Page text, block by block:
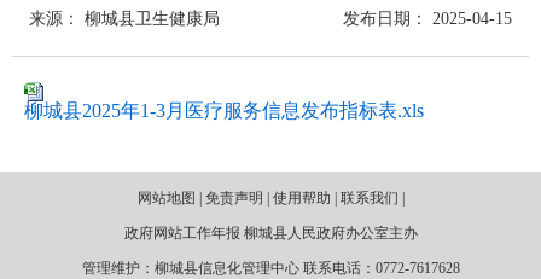
政府信息公开
网上办事
来源： 柳城县卫生健康局 发布日期： 2025-04-15
柳城县2025年1-3月医疗服务信息发布指标表.xls
网站地图 | 免责声明 | 使用帮助 | 联系我们 |
政府网站工作年报 柳城县人民政府办公室主办
管理维护：柳城县信息化管理中心 联系电话：0772-7617628